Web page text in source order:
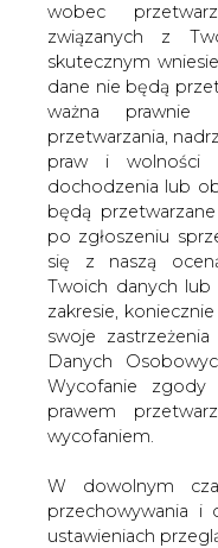
wobec
związanych z
skutecznym
dane nie będą
ważna prawnie
przetwarzania,
praw i wolności
dochodzenia lub
będą
po zgłoszeniu
się z naszą
Twoich danych
zakresie,
swoje
Danych
Wycofanie
prawem
wycofaniem.
W dowolnym
przechowywania
ustawieniach
Komisja
publiczne
podejścia Unii
przyszłego
sprawie zmian
roku 2012, tj.
zobowiązań
Środowiska.
Ministerstwo
udziału w
dostępnej w serwisie
Opinie parterów
spraw, m.in. takich
krajów rozwiniętych,
współpraca
pomocne w
w sprawie